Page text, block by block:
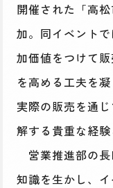
開催された「高
加。同イベント
加価値をつけて
を高める工夫を
実際の販売を通
解する貴重な経験
営業推進部の長
知識を生かし、